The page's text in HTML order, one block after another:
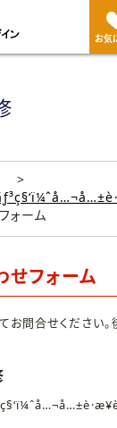
お気
ォーム
せフォーム
お問合せください